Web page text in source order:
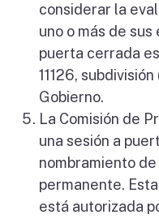
considerar la
uno o más de
puerta cerrada
11126,
Gobierno.
La Comisión de
una sesión a
nombramiento
permanente.
está autorizada